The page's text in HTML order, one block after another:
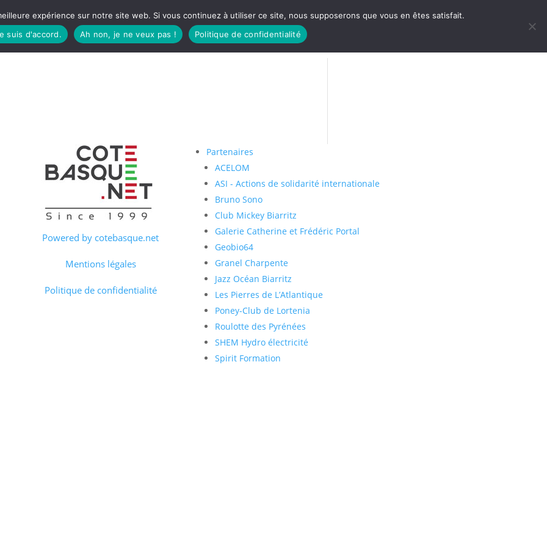
FÊTES BASQUES À MANGER CÔTÉ SORTIES GREEN LIFE
Powered by cotebasque.net
Mentions légales
Politique de confidentialité
Partenaires
ACELOM
ASI - Actions de solidarité internationale
Bruno Sono
Club Mickey Biarritz
Galerie Catherine et Frédéric Portal
Geobio64
Granel Charpente
Jazz Océan Biarritz
Les Pierres de L’Atlantique
Poney-Club de Lortenia
Roulotte des Pyrénées
SHEM Hydro électricité
Spirit Formation
expérience sur notre site web. Si vous continuez à utiliser ce site, nous supposerons que vous en êtes satisfait.
suis d'accord.
Ah non, je ne veux pas ! Politique de confidentialité